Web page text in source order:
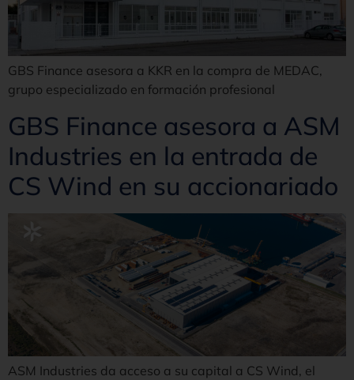
GBS Finance asesora a KKR en la compra de MEDAC,
grupo especializado en formación profesional
GBS Finance asesora a ASM
Industries en la entrada de
CS Wind en su accionariado
ASM Industries da acceso a su capital a CS Wind, el